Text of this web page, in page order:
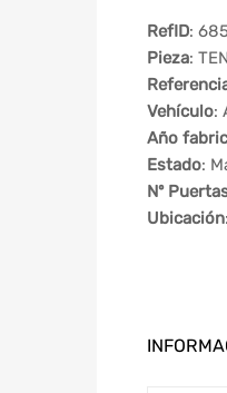
RefID:
Pieza:
Vehículo:
Año
Estado:
Nº
Ubicación